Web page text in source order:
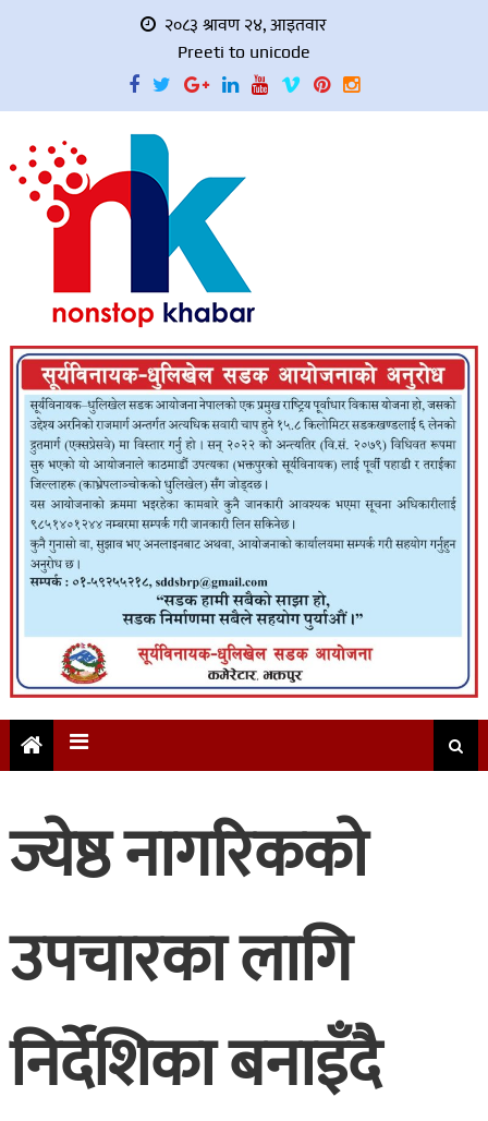
२०८३ श्रावण २४, आइतवार
Preeti to unicode
ज्येष्ठ नागरिकको
उपचारका लागि
निर्देशिका बनाइँदै